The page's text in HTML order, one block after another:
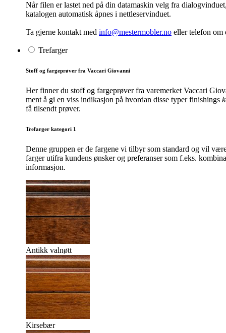
Når filen er lastet ned på din datamaskin velg fra
katalogen automatisk åpnes i nettleservinduet.
Ta gjerne kontakt med info@mestermobler.no eller telefon om
Trefarger
Stoff og fargeprøver fra Vaccari Giovanni
Her finner du stoff og fargeprøver fra varemerket Vaccari
ment å gi en viss indikasjon på hvordan disse typer finishings
få tilsendt prøver.
Trefarger kategori 1
Denne gruppen er de fargene vi tilbyr som standard og vil
farger utifra kundens ønsker og preferanser som f.eks.
informasjon.
Antikk valnøtt
Kirsebær